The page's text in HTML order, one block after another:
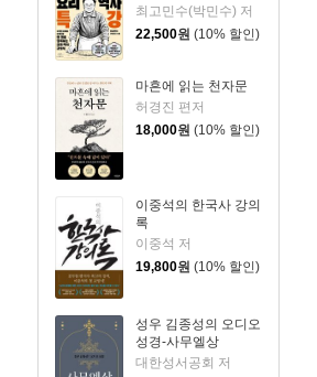
최고민수(박민수) 저
22,500원 (10% 할인)
마흔에 읽는 천자문
허경진 편저
18,000원 (10% 할인)
이중석의 한국사 강의
록
이중석 저
19,800원 (10% 할인)
성우 김종성의 오디오
성경-사무엘상
대한성서공회 저